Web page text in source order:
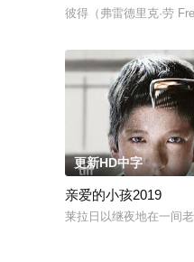
彼得（弗雷德里克·劳
更新HD中字
亲爱的小孩2019
莱拉日以继夜地在一间